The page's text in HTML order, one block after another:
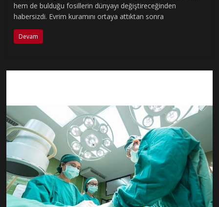
hem de bulduğu fosillerin dünyayı değiştireceğinden
habersizdi. Evrim kuramını ortaya attıktan sonra
Devam